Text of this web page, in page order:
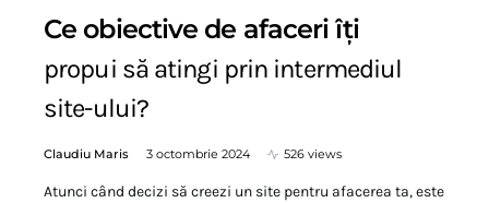
Ce obiective de afaceri îți
propui să atingi prin intermediul
site-ului?
Claudiu Maris 3 octombrie 2024 526 views
Atunci când decizi să creezi un site pentru afacerea ta, este